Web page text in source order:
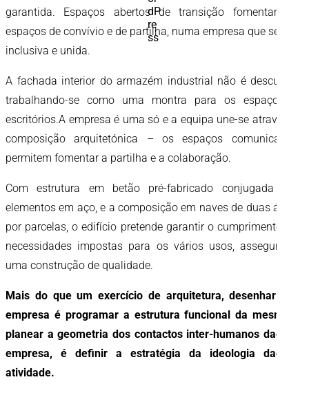
garantida. Espaços abertos de transição fomentam os
espaços de convívio e de partilha, numa empresa que se quer
inclusiva e unida.
A fachada interior do armazém industrial não é descurada,
trabalhando-se como uma montra para os espaços de
escritórios.A empresa é uma só e a equipa une-se através da
composição arquitetónica – os espaços comunicam e
permitem fomentar a partilha e a colaboração.
Com estrutura em betão pré-fabricado conjugada com
elementos em aço, e a composição em naves de duas águas
por parcelas, o edifício pretende garantir o cumprimento das
necessidades impostas para os vários usos, assegurando
uma construção de qualidade.
Mais do que um exercício de arquitetura, desenhar uma
empresa é programar a estrutura funcional da mesma, é
planear a geometria dos contactos inter-humanos daquela
empresa, é definir a estratégia da ideologia daquela
atividade.